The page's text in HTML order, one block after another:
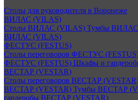
Столы для руководителя в Воронеже
ВИЛАС (VILAS)
Столы ВИЛАС (VILAS) Тумбы
ВИЛАС (VILAS)
ФЕСТУС (FESTUS)
Столы переговоров ФЕСТУС
ФЕСТУС (FESTUS) Шкафы и
ВЕСТАР (VESTAR)
Столы переговоров ВЕСТАР
ВЕСТАР (VESTAR) Тумбы ВЕСТАР
гардеробы ВЕСТАР (VESTAR)